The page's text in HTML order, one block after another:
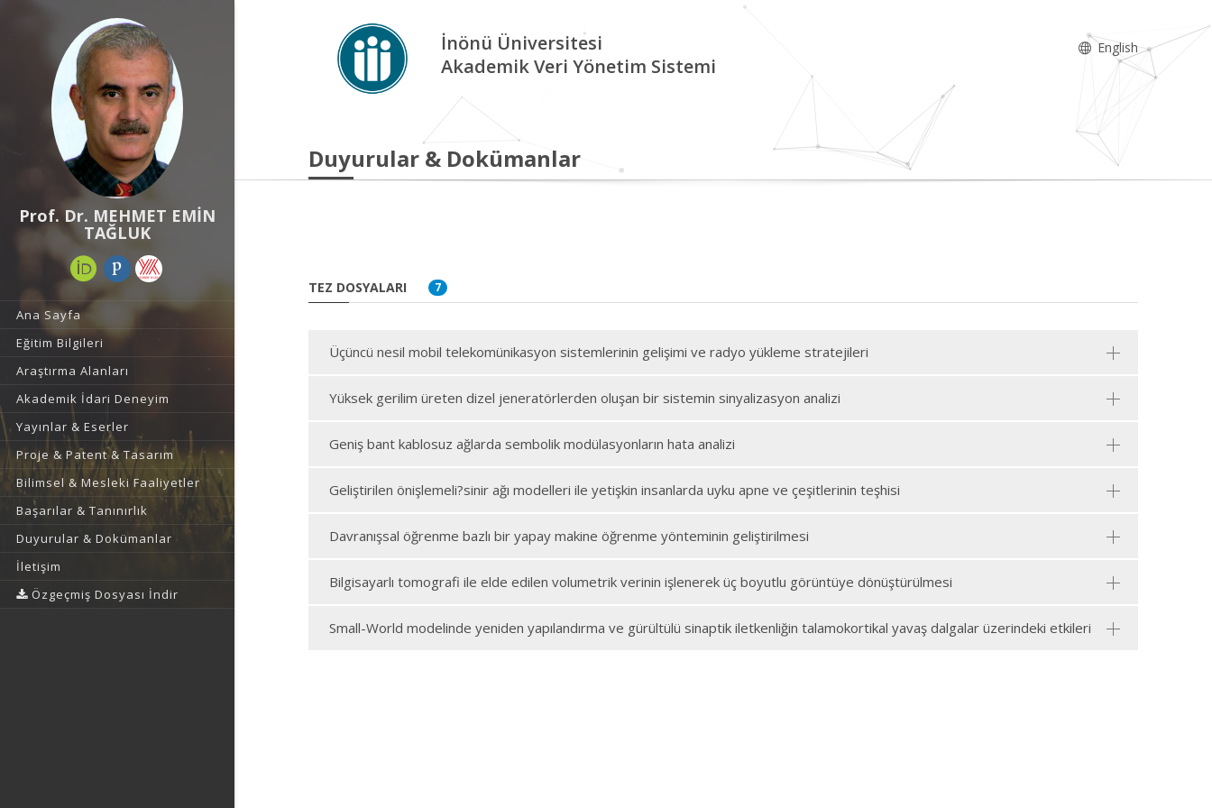
Prof. Dr. MEHMET EMİN
TAĞLUK
Ana Sayfa
Eğitim Bilgileri
Araştırma Alanları
Akademik İdari Deneyim
Yayınlar & Eserler
Proje & Patent & Tasarım
Bilimsel & Mesleki Faaliyetler
Başarılar & Tanınırlık
Duyurular & Dokümanlar
İletişim
Özgeçmiş Dosyası İndir
İnönü Üniversitesi
Akademik Veri Yönetim Sistemi
English
Duyurular & Dokümanlar
TEZ DOSYALARI 7
Üçüncü nesil mobil telekomünikasyon sistemlerinin gelişimi ve radyo yükleme stratejileri
Yüksek gerilim üreten dizel jeneratörlerden oluşan bir sistemin sinyalizasyon analizi
Geniş bant kablosuz ağlarda sembolik modülasyonların hata analizi
Geliştirilen önişlemeli?sinir ağı modelleri ile yetişkin insanlarda uyku apne ve çeşitlerinin teşhisi
Davranışsal öğrenme bazlı bir yapay makine öğrenme yönteminin geliştirilmesi
Bilgisayarlı tomografi ile elde edilen volumetrik verinin işlenerek üç boyutlu görüntüye dönüştürülmesi
Small-World modelinde yeniden yapılandırma ve gürültülü sinaptik iletkenliğin talamokortikal yavaş dalgalar üzerindeki etkileri